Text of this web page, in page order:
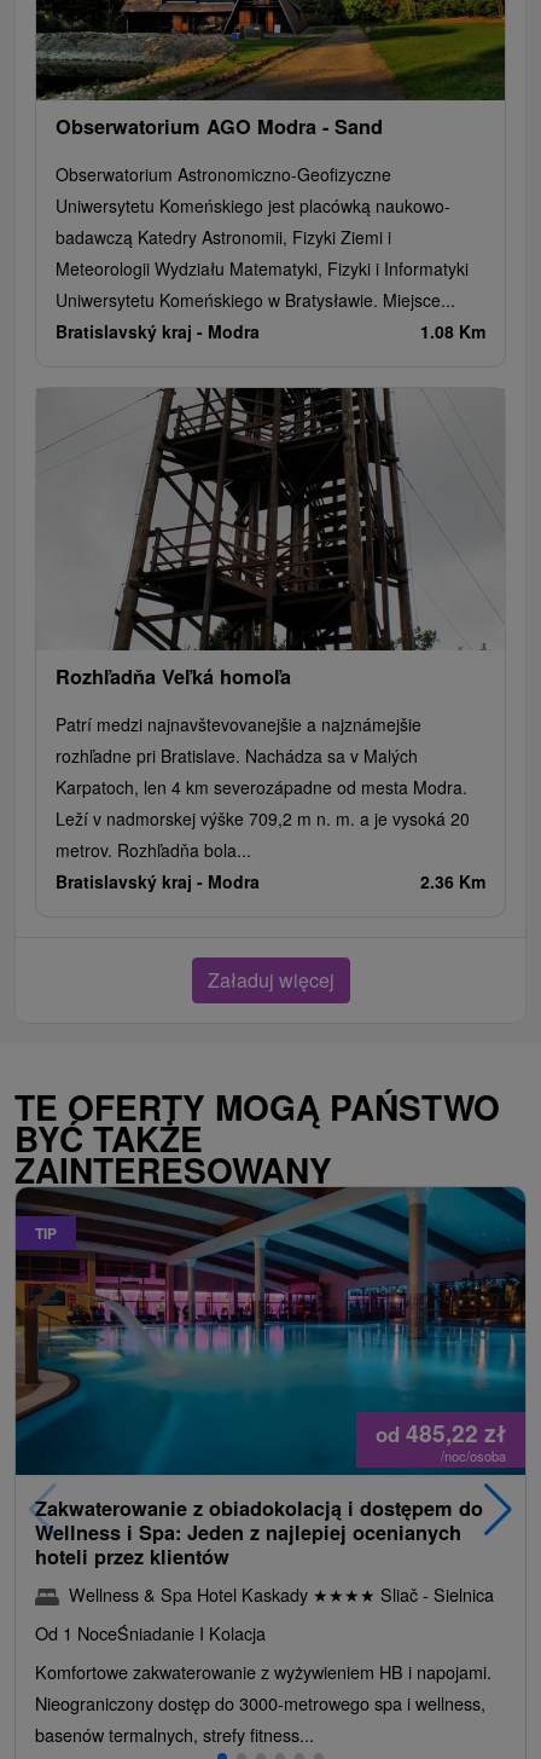
Obserwatorium AGO Modra - Sand
Obserwatorium Astronomiczno-Geofizyczne
Uniwersytetu Komeńskiego jest placówką naukowo-
badawczą Katedry Astronomii, Fizyki Ziemi i
Meteorologii Wydziału Matematyki, Fizyki i Informatyki
Uniwersytetu Komeńskiego w Bratysławie. Miejsce...
Bratislavský kraj - Modra 1.08 Km
Rozhľadňa Veľká homoľa
Patrí medzi najnavštevovanejšie a najznámejšie
rozhľadne pri Bratislave. Nachádza sa v Malých
Karpatoch, len 4 km severozápadne od mesta Modra.
Leží v nadmorskej výške 709,2 m n. m. a je vysoká 20
metrov. Rozhľadňa bola...
Bratislavský kraj - Modra 2.36 Km
Załaduj więcej
TE OFERTY MOGĄ PAŃSTWO
BYĆ TAKŻE
ZAINTERESOWANY
TIP
od 485,22 zł
/noc/osoba
Zakwaterowanie z obiadokolacją i dostępem do
Wellness i Spa: Jeden z najlepiej ocenianych
hoteli przez klientów
Wellness & Spa Hotel Kaskady ★★★★ Sliač - Sielnica
Od 1 NoceŚniadanie I Kolacja
Komfortowe zakwaterowanie z wyżywieniem HB i napojami.
Nieograniczony dostęp do 3000-metrowego spa i wellness,
basenów termalnych, strefy fitness...